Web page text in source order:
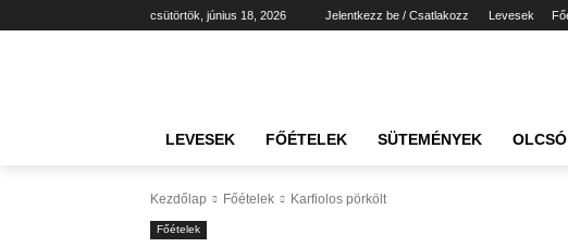
csütörtök, június 18, 2026 Jelentkezz be / Csatlakozz Levesek
LEVESEK FŐÉTELEK SÜTEMÉNYEK
Kezdőlap Főételek Karfiolos pörkölt
Főételek